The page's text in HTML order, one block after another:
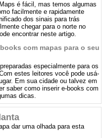
é fácil, mas temos algumas
facilmente e rapidamente
dos sinais para trás
chegar para o norte no
encontrar neste artigo.
com mapas para o seu
especialmente para os
estes leitores você pode usá-
Em sua cidade ou talvez em
saber como inserir e-books com
dicas.
dar uma olhada para esta